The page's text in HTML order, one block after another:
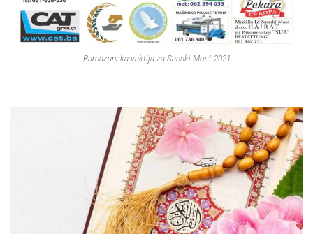
Ramazanska vaktija za Sanski Most 2021